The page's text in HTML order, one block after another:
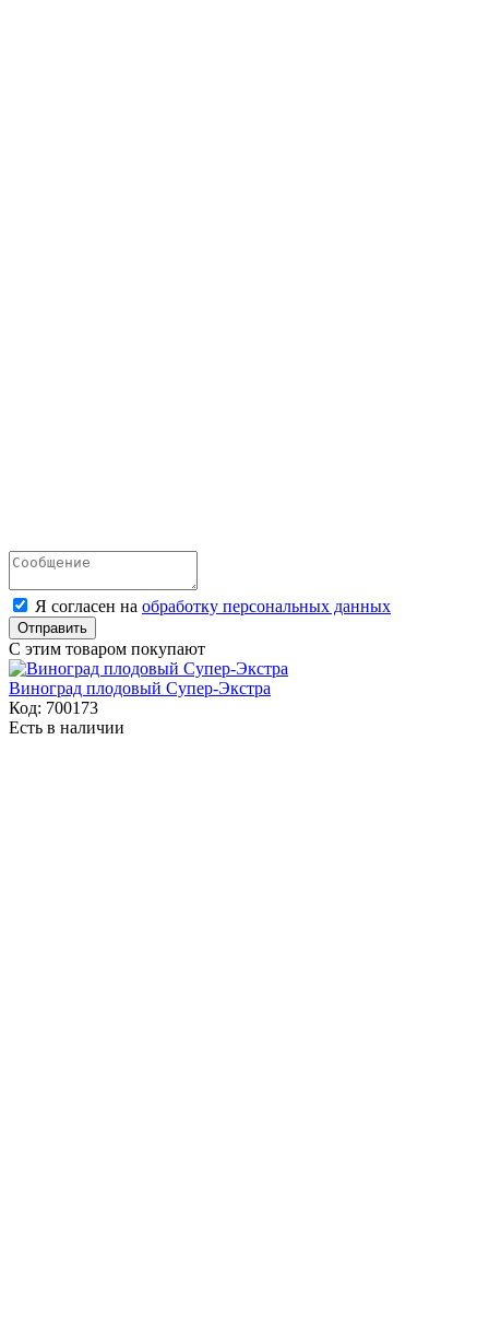
Я согласен на обработку персональных данных
Отправить
С этим товаром покупают
Виноград плодовый Супер-Экстра
Код: 700173
Есть в наличии